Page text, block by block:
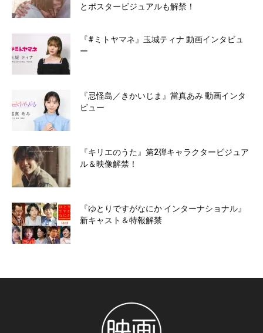
とポスタービジュアルも解禁！
『#ミトヤマネ』玉城ティナ 動画インタビュ
ー
『忌怪島／きかいじま』當真あみ 動画インタ
ビュー
『キリエのうた』第2弾キャラクタービジュア
ル＆映像解禁！
『ゆとりですがなにか インターナショナル』
新キャスト＆特報解禁